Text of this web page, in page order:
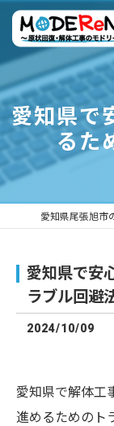
愛知県で
るた
愛知県で安
ラブル回避
2024/10/09
愛知県で解体工
進めるためのト